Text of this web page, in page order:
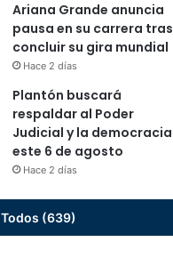
Ariana Grande anuncia
pausa en su carrera tras
concluir su gira mundial
Hace 2 días
Plantón buscará
respaldar al Poder
Judicial y la democracia
este 6 de agosto
Hace 2 días
Todos (639)